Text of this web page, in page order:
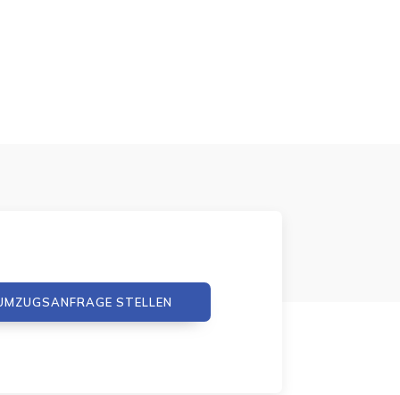
STELLEN